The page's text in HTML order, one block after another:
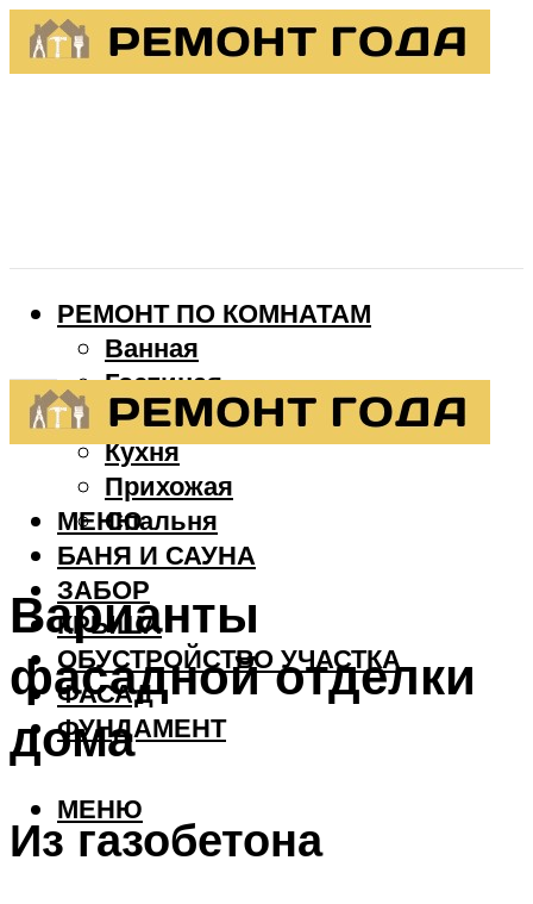
РЕМОНТ ПО КОМНАТАМ
Ванная
Гостиная
Детская
Кухня
Прихожая
Спальня
БАНЯ И САУНА
ЗАБОР
КРЫША
ОБУСТРОЙСТВО УЧАСТКА
ФАСАД
ФУНДАМЕНТ
МЕНЮ
МЕНЮ
Варианты
фасадной отделки
дома
Из газобетона